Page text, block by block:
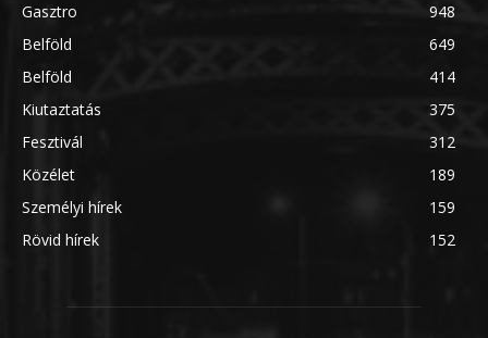
Gasztro
948
Belföld
649
Belföld
414
Kiutaztatás
375
Fesztivál
312
Közélet
189
Személyi hírek
159
Rövid hírek
152